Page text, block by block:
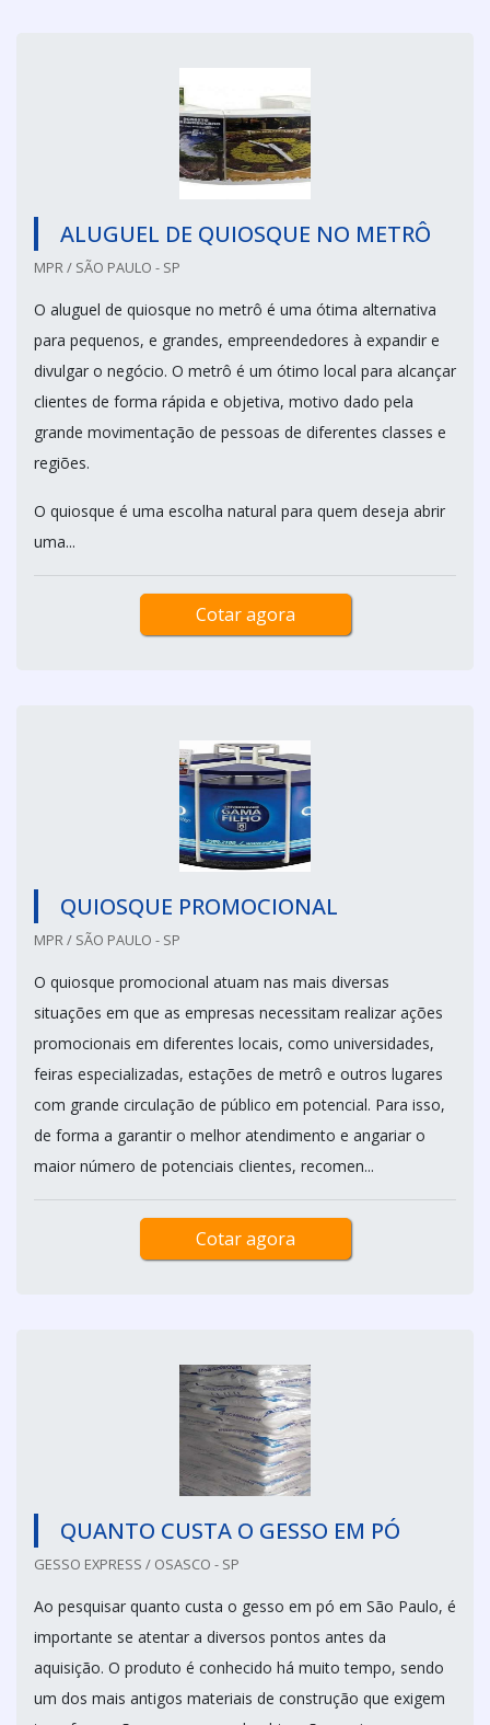
ALUGUEL DE QUIOSQUE NO METRÔ
MPR / SÃO PAULO - SP
O aluguel de quiosque no metrô é uma ótima alternativa
para pequenos, e grandes, empreendedores à expandir e
divulgar o negócio. O metrô é um ótimo local para alcançar
clientes de forma rápida e objetiva, motivo dado pela
grande movimentação de pessoas de diferentes classes e
regiões.
O quiosque é uma escolha natural para quem deseja abrir
uma...
Cotar agora
QUIOSQUE PROMOCIONAL
MPR / SÃO PAULO - SP
O quiosque promocional atuam nas mais diversas
situações em que as empresas necessitam realizar ações
promocionais em diferentes locais, como universidades,
feiras especializadas, estações de metrô e outros lugares
com grande circulação de público em potencial. Para isso,
de forma a garantir o melhor atendimento e angariar o
maior número de potenciais clientes, recomen...
Cotar agora
QUANTO CUSTA O GESSO EM PÓ
GESSO EXPRESS / OSASCO - SP
Ao pesquisar quanto custa o gesso em pó em São Paulo, é
importante se atentar a diversos pontos antes da
aquisição. O produto é conhecido há muito tempo, sendo
um dos mais antigos materiais de construção que exigem